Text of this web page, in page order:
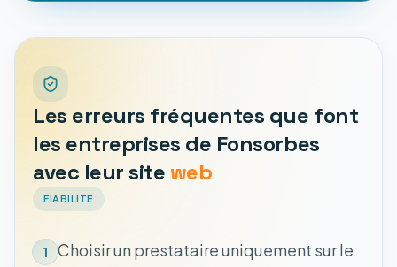
Les erreurs fréquentes que font
les entreprises de Fonsorbes
avec leur site web
FIABILITE
1
Choisir un prestataire uniquement sur le